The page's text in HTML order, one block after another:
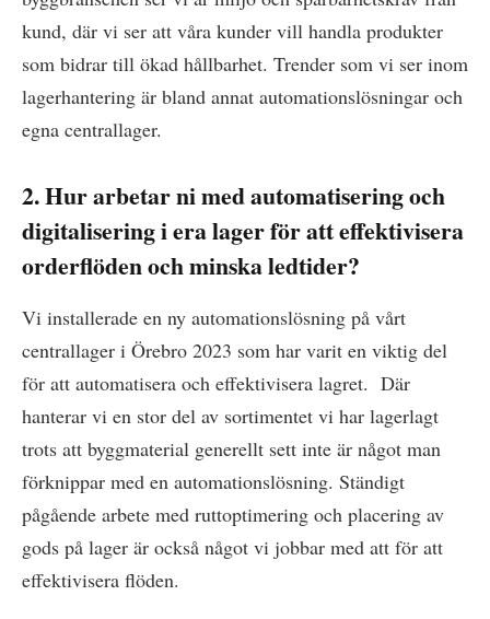
kund, där vi ser att våra kunder vill handla produkter
som bidrar till ökad hållbarhet. Trender som vi ser inom
lagerhantering är bland annat automationslösningar och
egna centrallager.
2. Hur arbetar ni med automatisering och
digitalisering i era lager för att effektivisera
orderflöden och minska ledtider?
Vi installerade en ny automationslösning på vårt
centrallager i Örebro 2023 som har varit en viktig del
för att automatisera och effektivisera lagret. Där
hanterar vi en stor del av sortimentet vi har lagerlagt
trots att byggmaterial generellt sett inte är något man
förknippar med en automationslösning. Ständigt
pågående arbete med ruttoptimering och placering av
gods på lager är också något vi jobbar med att för att
effektivisera flöden.